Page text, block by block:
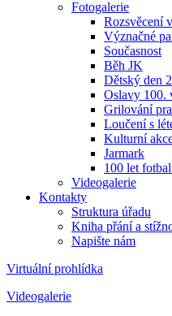
Fotogalerie
Rozsvěcení
Význačné
Současnost
Běh JK
Dětský den
Oslavy 100.
Grilování
Loučení s
Kulturní
Jarmark
100 let
Videogalerie
Kontakty
Struktura úřadu
Kniha přání a
Napište nám
Virtuální prohlídka
Videogalerie